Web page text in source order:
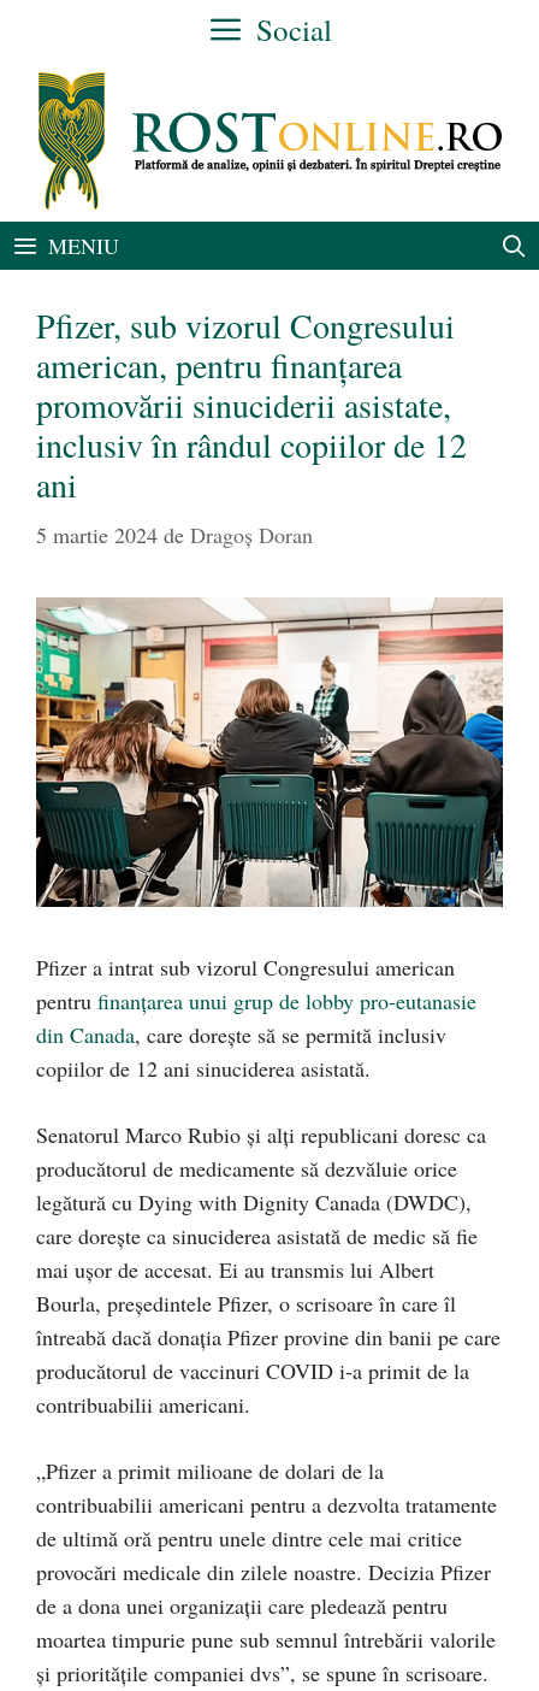
conținut
Social
MENIU
Pfizer, sub vizorul Congresului
american, pentru finanțarea
promovării sinuciderii asistate,
inclusiv în rândul copiilor de 12
ani
5 martie 2024 de Dragoș Doran
Pfizer a intrat sub vizorul Congresului american
pentru finanțarea unui grup de lobby pro-eutanasie
din Canada, care dorește să se permită inclusiv
copiilor de 12 ani sinuciderea asistată.
Senatorul Marco Rubio și alți republicani doresc ca
producătorul de medicamente să dezvăluie orice
legătură cu Dying with Dignity Canada (DWDC),
care dorește ca sinuciderea asistată de medic să fie
mai ușor de accesat. Ei au transmis lui Albert
Bourla, președintele Pfizer, o scrisoare în care îl
întreabă dacă donația Pfizer provine din banii pe care
producătorul de vaccinuri COVID i-a primit de la
contribuabilii americani.
„Pfizer a primit milioane de dolari de la
contribuabilii americani pentru a dezvolta tratamente
de ultimă oră pentru unele dintre cele mai critice
provocări medicale din zilele noastre. Decizia Pfizer
de a dona unei organizații care pledează pentru
moartea timpurie pune sub semnul întrebării valorile
și prioritățile companiei dvs”, se spune în scrisoare.